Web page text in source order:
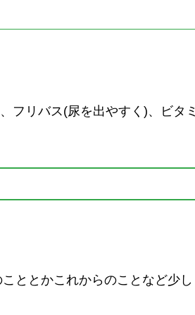
フリバス(尿を出やすく)、ビタミ
ととかこれからのことなど少し